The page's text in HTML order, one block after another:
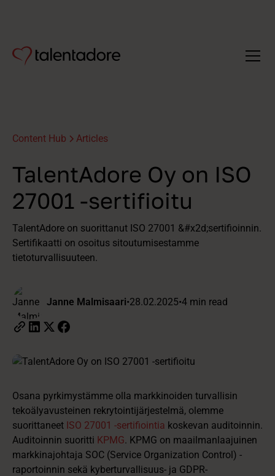
Content Hub Articles
TalentAdore Oy on ISO
27001 -sertifioitu
TalentAdore on suorittanut ISO 27001 &#x2d;sertifioinnin.
Sertifikaatti on osoitus sitoutumisestamme
tietoturvallisuuteen.
Janne Malmisaari•28.02.2025•4 min read
Osana pyrkimystämme olla markkinoiden turvallisin
tekoälyavusteinen rekrytointijärjestelmä, olemme
suorittaneet ISO 27001 -sertifiointia koskevan auditoinnin.
Auditoinnin suoritti KPMG. KPMG on maailmanlaajuinen
markkinajohtaja SOC (Service Organization Control) -
raportoinnin sekä kyberturvallisuus- ja GDPR-